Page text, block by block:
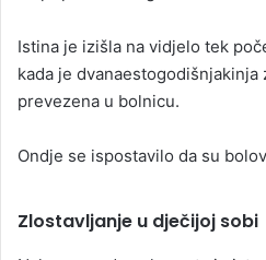
Istina je izišla na vidjelo tek
kada je
prevezena u bolnicu.
Ondje se ispostavilo da su
Zlostavljanje u dječijoj sobi